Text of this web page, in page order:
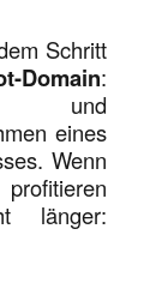
Schritt
:
und
eines
Wenn
länger: